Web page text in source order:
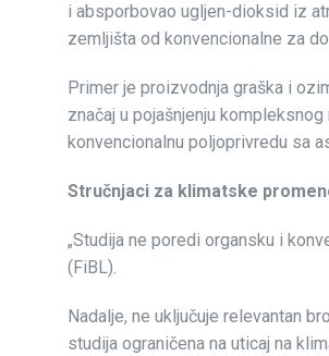
i absporbovao ugljen-dioksid iz
zemljišta od konvencionalne za
Primer je proizvodnja graška i
značaj u pojašnjenju
konvencionalnu poljoprivredu sa
Stručnjaci za klimatske
„Studija ne poredi organsku i
(FiBL).
Nadalje, ne uključuje relevantan
studija ograničena na uticaj na